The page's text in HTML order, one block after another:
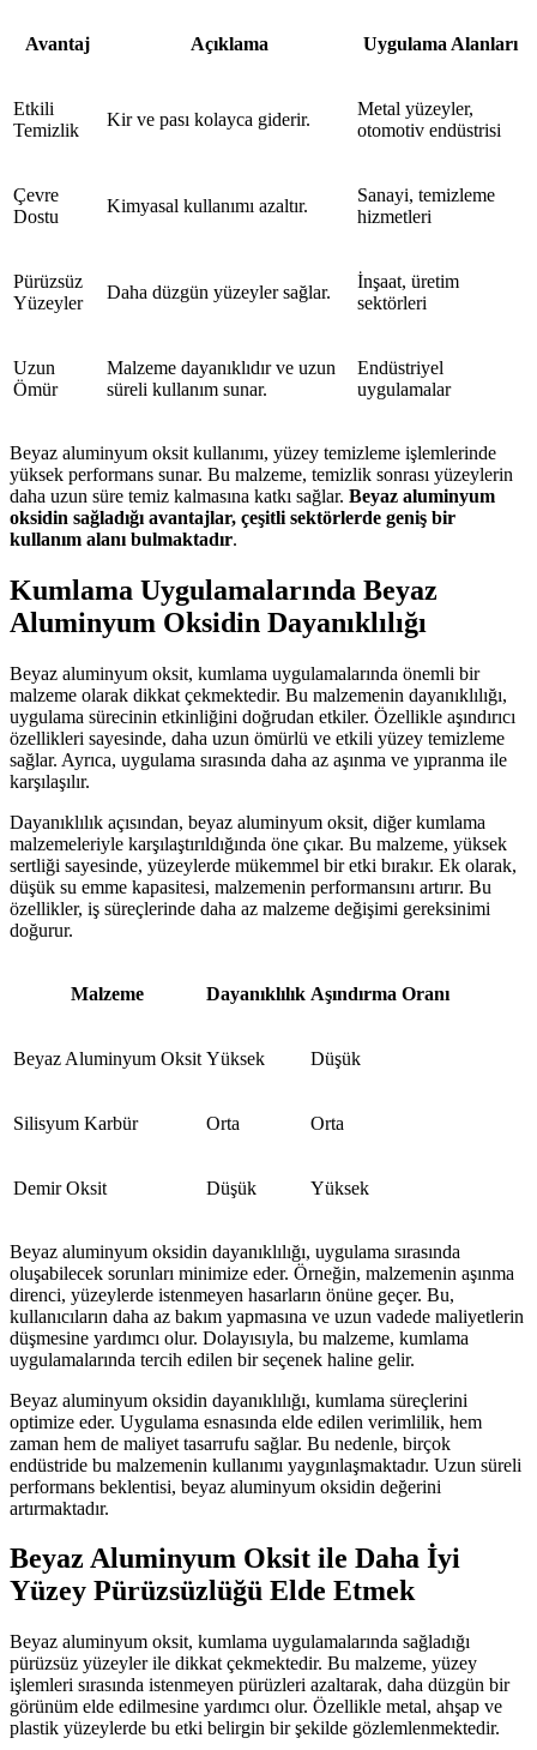
Avantaj Açıklama Uygulama Alanları
Etkili
Temizlik
Kir ve pası kolayca giderir.
Metal yüzeyler,
otomotiv endüstrisi
Çevre
Dostu
Kimyasal kullanımı azaltır.
Sanayi, temizleme
hizmetleri
Pürüzsüz
Yüzeyler
Daha düzgün yüzeyler sağlar.
İnşaat, üretim
sektörleri
Uzun
Ömür
Malzeme dayanıklıdır ve uzun
süreli kullanım sunar.
Endüstriyel
uygulamalar
Beyaz aluminyum oksit kullanımı, yüzey temizleme işlemlerinde
yüksek performans sunar. Bu malzeme, temizlik sonrası yüzeylerin
daha uzun süre temiz kalmasına katkı sağlar. Beyaz aluminyum
oksidin sağladığı avantajlar, çeşitli sektörlerde geniş bir
kullanım alanı bulmaktadır.
Kumlama Uygulamalarında Beyaz
Aluminyum Oksidin Dayanıklılığı
Beyaz aluminyum oksit, kumlama uygulamalarında önemli bir
malzeme olarak dikkat çekmektedir. Bu malzemenin dayanıklılığı,
uygulama sürecinin etkinliğini doğrudan etkiler. Özellikle aşındırıcı
özellikleri sayesinde, daha uzun ömürlü ve etkili yüzey temizleme
sağlar. Ayrıca, uygulama sırasında daha az aşınma ve yıpranma ile
karşılaşılır.
Dayanıklılık açısından, beyaz aluminyum oksit, diğer kumlama
malzemeleriyle karşılaştırıldığında öne çıkar. Bu malzeme, yüksek
sertliği sayesinde, yüzeylerde mükemmel bir etki bırakır. Ek olarak,
düşük su emme kapasitesi, malzemenin performansını artırır. Bu
özellikler, iş süreçlerinde daha az malzeme değişimi gereksinimi
doğurur.
Malzeme Dayanıklılık Aşındırma Oranı
Beyaz Aluminyum Oksit Yüksek Düşük
Silisyum Karbür Orta Orta
Demir Oksit Düşük Yüksek
Beyaz aluminyum oksidin dayanıklılığı, uygulama sırasında
oluşabilecek sorunları minimize eder. Örneğin, malzemenin aşınma
direnci, yüzeylerde istenmeyen hasarların önüne geçer. Bu,
kullanıcıların daha az bakım yapmasına ve uzun vadede maliyetlerin
düşmesine yardımcı olur. Dolayısıyla, bu malzeme, kumlama
uygulamalarında tercih edilen bir seçenek haline gelir.
Beyaz aluminyum oksidin dayanıklılığı, kumlama süreçlerini
optimize eder. Uygulama esnasında elde edilen verimlilik, hem
zaman hem de maliyet tasarrufu sağlar. Bu nedenle, birçok
endüstride bu malzemenin kullanımı yaygınlaşmaktadır. Uzun süreli
performans beklentisi, beyaz aluminyum oksidin değerini
artırmaktadır.
Beyaz Aluminyum Oksit ile Daha İyi
Yüzey Pürüzsüzlüğü Elde Etmek
Beyaz aluminyum oksit, kumlama uygulamalarında sağladığı
pürüzsüz yüzeyler ile dikkat çekmektedir. Bu malzeme, yüzey
işlemleri sırasında istenmeyen pürüzleri azaltarak, daha düzgün bir
görünüm elde edilmesine yardımcı olur. Özellikle metal, ahşap ve
plastik yüzeylerde bu etki belirgin bir şekilde gözlemlenmektedir.